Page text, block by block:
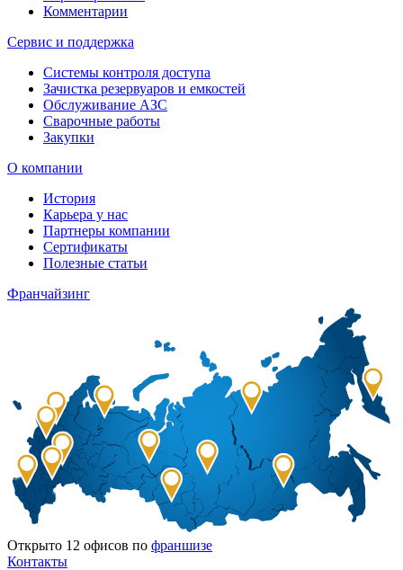
Комментарии
Сервис и поддержка
Системы контроля доступа
Зачистка резервуаров и емкостей
Обслуживание АЗС
Сварочные работы
Закупки
О компании
История
Карьера у нас
Партнеры компании
Сертификаты
Полезные статьи
Франчайзинг
Открыто 12 офисов по франшизе
Контакты